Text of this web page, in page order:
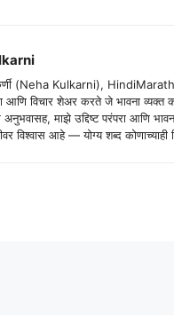
(Neha Kulkarni),
आणि विचार शेअर करते जे भावना
अनुभवासह, माझे उद्दिष्ट परंपरा आणि
विश्वास आहे — योग्य शब्द